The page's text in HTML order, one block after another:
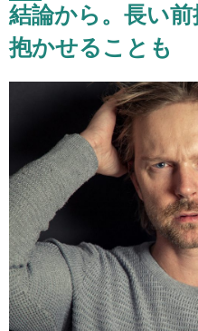
結論から。長い
抱かせることも